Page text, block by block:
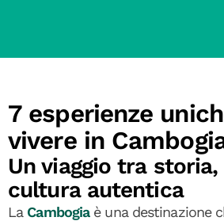
7 esperienze
vivere in
Un viaggio tra
cultura autentica
La Cambogiaè una destinazione